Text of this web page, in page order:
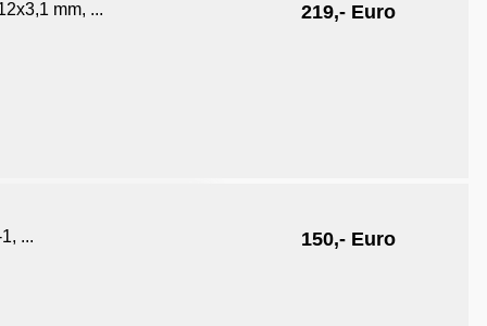
mm, ... 219,- Euro
... 150,- Euro